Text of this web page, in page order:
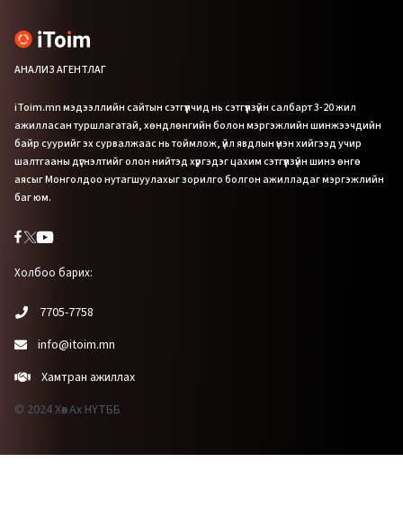
АНАЛИЗ АГЕНТЛАГ
iToim.mn мэдээллийн сайтын сэтгүүлчид нь сэтгүүлзүйн салбарт 3-20 жил
ажилласан туршлагатай, хөндлөнгийн болон мэргэжлийн шинжээчдийн
байр суурийг эх сурвалжаас нь тоймлож, үйл явдлын үнэн хийгээд учир
шалтгааны дүгнэлтийг олон нийтэд хүргэдэг цахим сэтгүүлзүйн шинэ өнгө
аясыг Монголдоо нутагшуулахыг зорилго болгон ажилладаг мэргэжлийн
баг юм.
Холбоо барих:
7705-7758
info@itoim.mn
Хамтран ажиллах
© 2024 Хөх Ах НҮТББ